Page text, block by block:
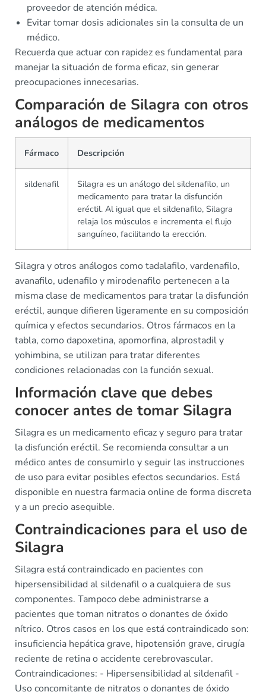
proveedor de atención médica.
Evitar tomar dosis adicionales sin la consulta de un
médico.
Recuerda que actuar con rapidez es fundamental para
manejar la situación de forma eficaz, sin generar
preocupaciones innecesarias.
Comparación de Silagra con otros
análogos de medicamentos
Fármaco Descripción
sildenafil
Silagra es un análogo del sildenafilo, un
medicamento para tratar la disfunción
eréctil. Al igual que el sildenafilo, Silagra
relaja los músculos e incrementa el flujo
sanguíneo, facilitando la erección.
Silagra y otros análogos como tadalafilo, vardenafilo,
avanafilo, udenafilo y mirodenafilo pertenecen a la
misma clase de medicamentos para tratar la disfunción
eréctil, aunque difieren ligeramente en su composición
química y efectos secundarios. Otros fármacos en la
tabla, como dapoxetina, apomorfina, alprostadil y
yohimbina, se utilizan para tratar diferentes
condiciones relacionadas con la función sexual.
Información clave que debes
conocer antes de tomar Silagra
Silagra es un medicamento eficaz y seguro para tratar
la disfunción eréctil. Se recomienda consultar a un
médico antes de consumirlo y seguir las instrucciones
de uso para evitar posibles efectos secundarios. Está
disponible en nuestra farmacia online de forma discreta
y a un precio asequible.
Contraindicaciones para el uso de
Silagra
Silagra está contraindicado en pacientes con
hipersensibilidad al sildenafil o a cualquiera de sus
componentes. Tampoco debe administrarse a
pacientes que toman nitratos o donantes de óxido
nítrico. Otros casos en los que está contraindicado son:
insuficiencia hepática grave, hipotensión grave, cirugía
reciente de retina o accidente cerebrovascular.
Contraindicaciones: - Hipersensibilidad al sildenafil -
Uso concomitante de nitratos o donantes de óxido